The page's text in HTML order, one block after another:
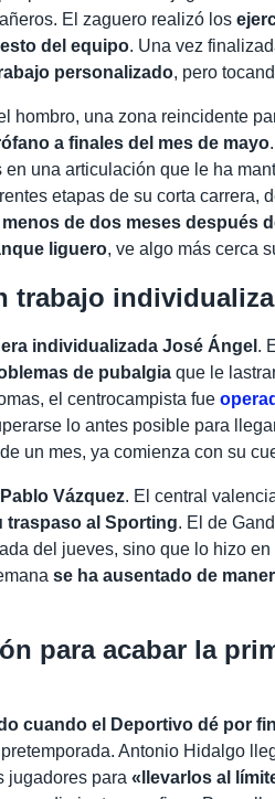
El zaguero realizó los
del equipo. Una vez
personalizado, pero
hombro, una zona reincidente
a finales del mes de mayo
una articulación que le ha
etapas de su corta carrera,
menos de dos meses después
liguero, ve algo más cerca
trabajo
individualizada José Ángel .
de pubalgia que le
el centrocampista fue
lo antes posible para
un mes, ya comienza con su
Vázquez. El central
traspaso al Sporting. El de
del jueves, sino que lo hizo
se ha ausentado de
para acabar la
cuando el Deportivo dé por
Antonio Hidalgo
jugadores para«llevarlos al